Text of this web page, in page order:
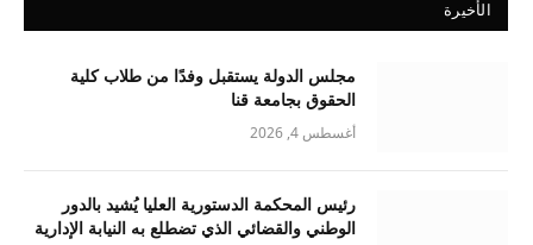
الأخيرة
مجلس الدولة يستقبل وفدًا من طلاب كلية
الحقوق بجامعة قنا
أغسطس 4, 2026
رئيس المحكمة الدستورية العليا يُشيد بالدور
الوطني والقضائي الذي تضطلع به النيابة الإدارية